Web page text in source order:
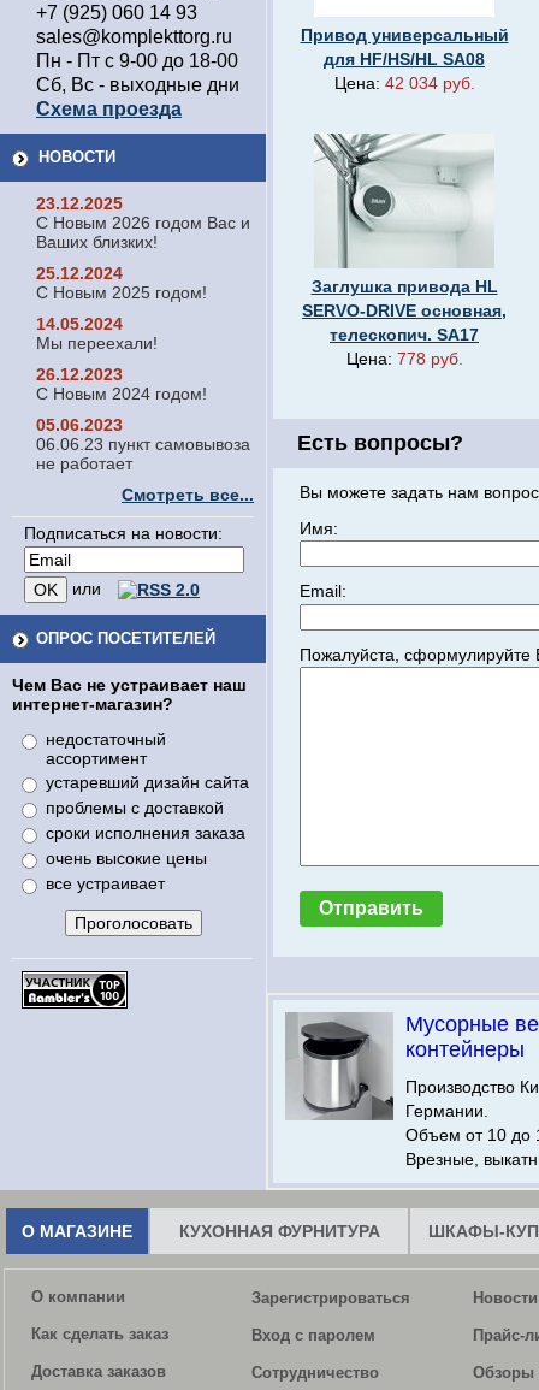
+7 (925) 060 14 93
sales@komplekttorg.ru
Пн - Пт с 9-00 до 18-00
Сб, Вс - выходные дни
Схема проезда
НОВОСТИ
23.12.2025
С Новым 2026 годом Вас и
Ваших близких!
25.12.2024
С Новым 2025 годом!
14.05.2024
Мы переехали!
26.12.2023
С Новым 2024 годом!
05.06.2023
06.06.23 пункт самовывоза
не работает
Смотреть все...
Подписаться на новости:
или
ОПРОС ПОСЕТИТЕЛЕЙ
Чем Вас не устраивает наш
интернет-магазин?
недостаточный
ассортимент
устаревший дизайн сайта
проблемы с доставкой
сроки исполнения заказа
очень высокие цены
все устраивает
Привод универсальный
для HF/HS/HL SA08
Цена: 42 034 руб.
Заглушка привода HL
SERVO-DRIVE основная,
телескопич. SA17
Цена: 778 руб.
Есть вопросы?
Вы можете задать нам
Имя:
Email:
Пожалуйста,
Мусорные
контейнеры
Производство
Германии.
Объем от 10 до
Врезные,
О МАГАЗИНЕ КУХОННАЯ ФУРНИТУРА ШКАФЫ-
О компании
Как сделать заказ
Доставка заказов
Зарегистрироваться
Вход с паролем
Сотрудничество
Новости
Прайс-
Обзоры